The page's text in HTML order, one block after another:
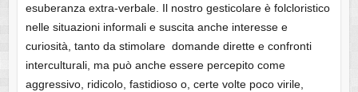
esuberanza extra-verbale. Il nostro gesticolare è folcloristico
nelle situazioni informali e suscita anche interesse e
curiosità, tanto da stimolare domande dirette e confronti
interculturali, ma può anche essere percepito come
aggressivo, ridicolo, fastidioso o, certe volte poco virile,